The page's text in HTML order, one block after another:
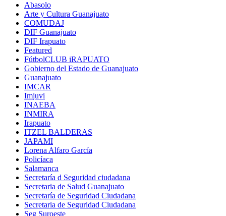
Abasolo
Arte y Cultura Guanajuato
COMUDAJ
DIF Guanajuato
DIF Irapuato
Featured
FútbolCLUB iRAPUATO
Gobierno del Estado de Guanajuato
Guanajuato
IMCAR
Imjuvi
INAEBA
INMIRA
Irapuato
ITZEL BALDERAS
JAPAMI
Lorena Alfaro García
Policíaca
Salamanca
Secretaría d Seguridad ciudadana
Secretaria de Salud Guanajuato
Secretaría de Seguridad Ciudadana
Secretaria de Seguridad Ciudadana
Seg Suroeste